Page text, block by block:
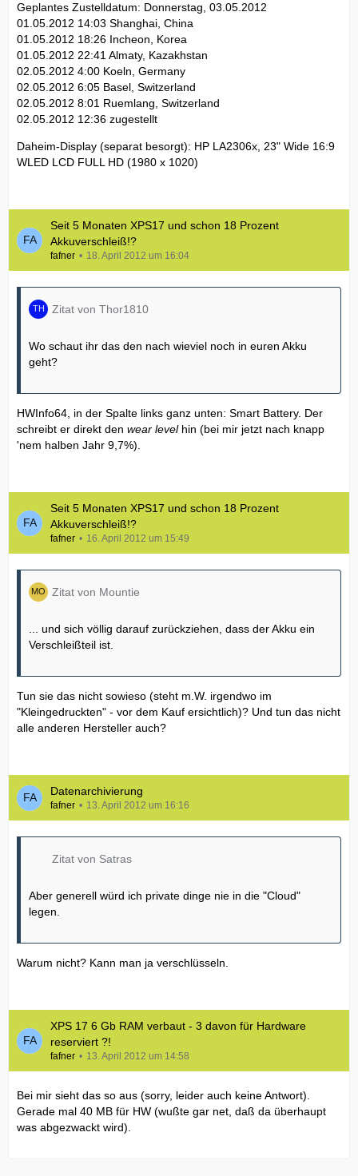
Geplantes Zustelldatum: Donnerstag, 03.05.2012
01.05.2012 14:03 Shanghai, China
01.05.2012 18:26 Incheon, Korea
01.05.2012 22:41 Almaty, Kazakhstan
02.05.2012 4:00 Koeln, Germany
02.05.2012 6:05 Basel, Switzerland
02.05.2012 8:01 Ruemlang, Switzerland
02.05.2012 12:36 zugestellt
Daheim-Display (separat besorgt): HP LA2306x, 23" Wide 16:9
WLED LCD FULL HD (1980 x 1020)
Seit 5 Monaten XPS17 und schon 18 Prozent
Akkuverschleiß!?
fafner 18. April 2012 um 16:04
Zitat von Thor1810
Wo schaut ihr das den nach wieviel noch in euren Akku
geht?
HWInfo64, in der Spalte links ganz unten: Smart Battery. Der
schreibt er direkt den wear levelhin (bei mir jetzt nach knapp
'nem halben Jahr 9,7%).
Seit 5 Monaten XPS17 und schon 18 Prozent
Akkuverschleiß!?
fafner 16. April 2012 um 15:49
Zitat von Mountie
... und sich völlig darauf zurückziehen, dass der Akku ein
Verschleißteil ist.
Tun sie das nicht sowieso (steht m.W. irgendwo im
"Kleingedruckten" - vor dem Kauf ersichtlich)? Und tun das nicht
alle anderen Hersteller auch?
Datenarchivierung
fafner 13. April 2012 um 16:16
Zitat von Satras
Aber generell würd ich private dinge nie in die "Cloud"
legen.
Warum nicht? Kann man ja verschlüsseln.
XPS 17 6 Gb RAM verbaut - 3 davon für Hardware
reserviert ?!
fafner 13. April 2012 um 14:58
Bei mir sieht das so aus (sorry, leider auch keine Antwort).
Gerade mal 40 MB für HW (wußte gar net, daß da überhaupt
was abgezwackt wird).